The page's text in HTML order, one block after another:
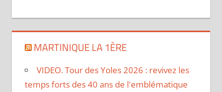
MARTINIQUE LA 1ÈRE
VIDEO. Tour des Yoles 2026 : revivez les
temps forts des 40 ans de l'emblématique